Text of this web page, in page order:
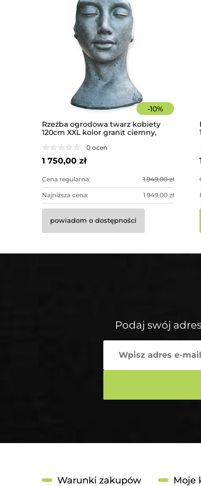
-10%
Rzeźba ogrodowa twarz kobiety
120cm XXL kolor granit ciemny,
0 ocen
1 750,00 zł
Cena regularna: 1 949,00 zł
Najniższa cena: 1 949,00 zł
powiadom o dostępności
Podaj swój
Warunki zakupów Moje